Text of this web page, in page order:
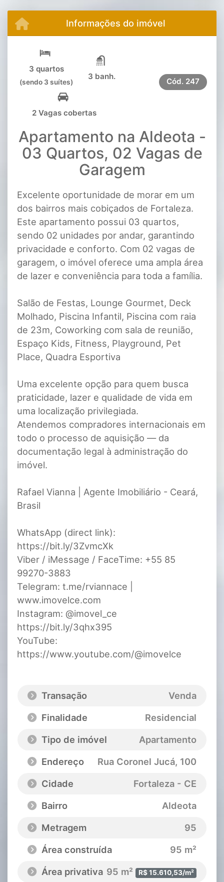
Informações do imóvel
3 quartos
(sendo 3 suítes)
3 banh.
2 Vagas cobertas
Cód. 247
Apartamento na Aldeota -
03 Quartos, 02 Vagas de
Garagem
Excelente oportunidade de morar em um
dos bairros mais cobiçados de Fortaleza.
Este apartamento possui 03 quartos,
sendo 02 unidades por andar, garantindo
privacidade e conforto. Com 02 vagas de
garagem, o imóvel oferece uma ampla área
de lazer e conveniência para toda a família.
Salão de Festas, Lounge Gourmet, Deck
Molhado, Piscina Infantil, Piscina com raia
de 23m, Coworking com sala de reunião,
Espaço Kids, Fitness, Playground, Pet
Place, Quadra Esportiva
Uma excelente opção para quem busca
praticidade, lazer e qualidade de vida em
uma localização privilegiada.
Atendemos compradores internacionais em
todo o processo de aquisição — da
documentação legal à administração do
imóvel.
Rafael Vianna | Agente Imobiliário - Ceará,
Brasil
WhatsApp (direct link):
https://bit.ly/3ZvmcXk
Viber / iMessage / FaceTime: +55 85
99270-3883
Telegram: t.me/rviannace |
www.imovelce.com
Instagram: @imovel_ce
https://bit.ly/3qhx395
YouTube:
https://www.youtube.com/@imovelce
Transação
Venda
Finalidade
Residencial
Tipo de imóvel
Apartamento
Endereço
Rua Coronel Jucá, 100
Cidade
Fortaleza - CE
Bairro
Aldeota
Metragem
95
Área construída
95 m²
Área privativa 95 m² R$ 15.610,53/m²